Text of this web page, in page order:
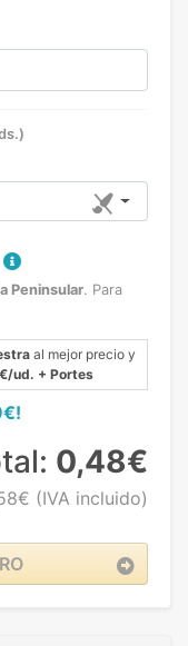
Peninsular. Para
al mejor precio y
ud. + Portes
0,48€
(IVA incluido)